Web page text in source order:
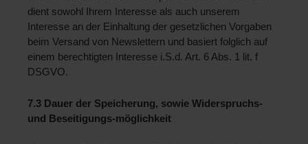
dient sowohl Ihrem Interesse als auch unserem
Interesse an der Einhaltung der gesetzlichen Vorgaben
beim Versand von Newslettern und basiert folglich auf
einem berechtigten Interesse i.S.d. Art. 6 Abs. 1 lit. f
DSGVO.
7.3 Dauer der Speicherung, sowie Widerspruchs-
und Beseitigungs-möglichkeit